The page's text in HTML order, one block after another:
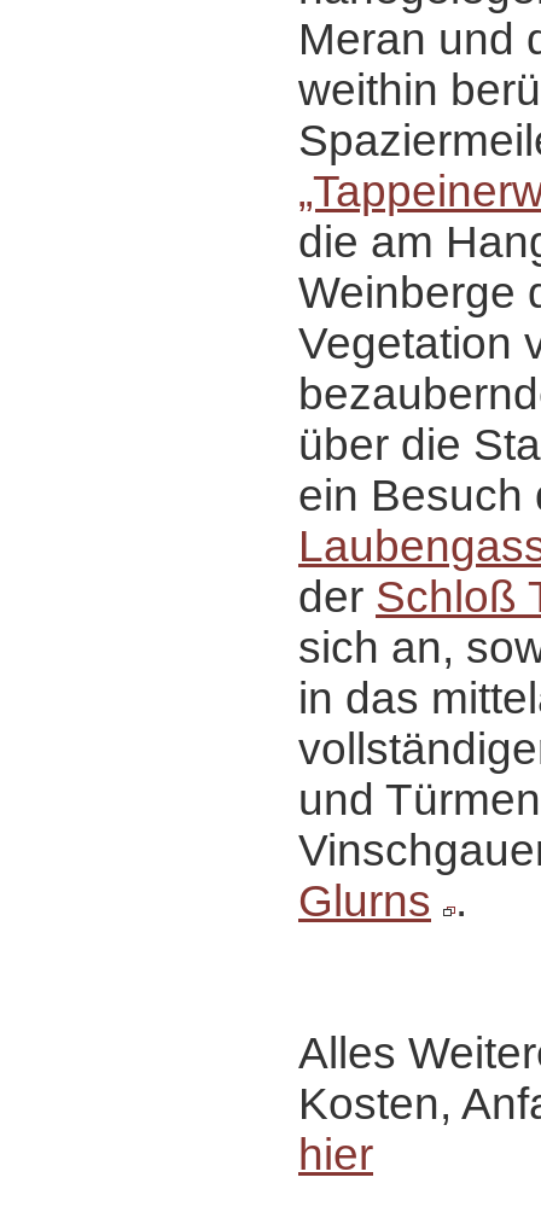
Meran und
weithin
die am
Weinberge
Vegetation
über die
ein
der Schloß
sich an,
in das
und
Glurns .
Alles
Kosten,
hier